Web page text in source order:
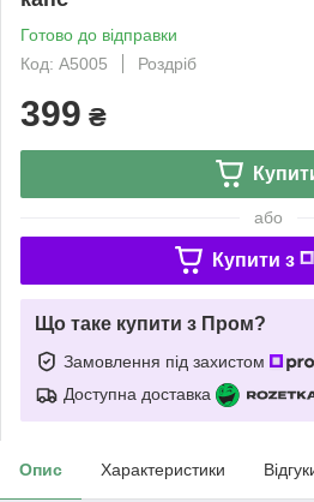
Готово до відправки
Код: А5005
Роздріб
399 ₴
або
Купити з
Що таке купити з Пром?
Замовлення під захистом
Доступна доставка
Опис Характеристики